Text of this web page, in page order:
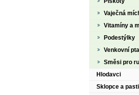
Vaječná
Vitamíny a
Podestýlky
Venkovní
Směsi pro
Hlodavci
Sklopce a pasti